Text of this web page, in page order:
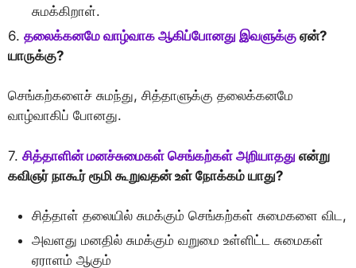
சுமக்கிறாள்.
6. தலைக்கனமே வாழ்வாக ஆகிப்போனது இவளுக்கு ஏன்?
யாருக்கு?
செங்கற்களைச் சுமந்து, சித்தாளுக்கு தலைக்கனமே
வாழ்வாகிப் போனது.
7. சித்தாளின் மனச்சுமைகள் செங்கற்கள் அறியாதது என்று
கவிஞர் நாகூர் ரூமி கூறுவதன் உள் நோக்கம் யாது?
சித்தாள் தலையில் சுமக்கும் செங்கற்கள் சுமைகளை விட,
அவளது மனதில் சுமக்கும் வறுமை உள்ளிட்ட சுமைகள்
ஏராளம் ஆகும்